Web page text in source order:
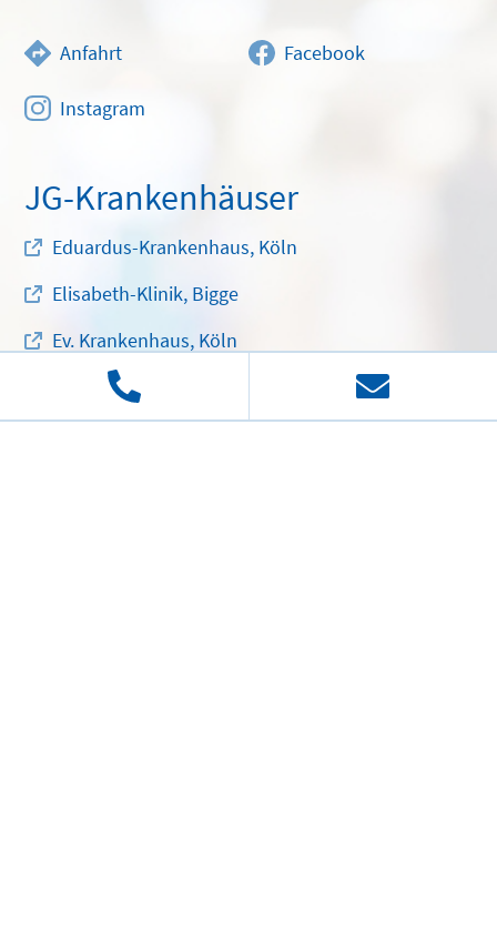
Anfahrt Facebook
Instagram
JG-Krankenhäuser
Eduardus-Krankenhaus, Köln
Elisabeth-Klinik, Bigge
Ev. Krankenhaus, Köln
St. Augustinus-Krankenhaus, Düren